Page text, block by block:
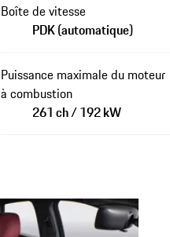
Boîte de vitesse
PDK (automatique)
Puissance maximale du moteur
à combustion
261 ch / 192 kW